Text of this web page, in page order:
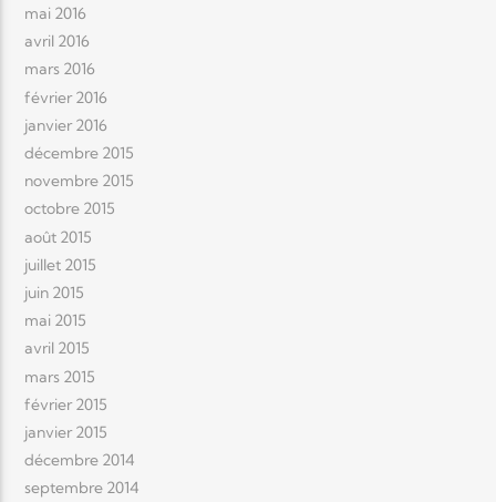
mai 2016
avril 2016
mars 2016
février 2016
janvier 2016
décembre 2015
novembre 2015
octobre 2015
août 2015
juillet 2015
juin 2015
mai 2015
avril 2015
mars 2015
février 2015
janvier 2015
décembre 2014
septembre 2014